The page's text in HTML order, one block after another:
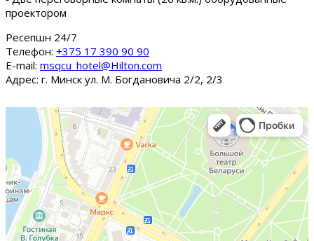
проектором
Ресепшн 24/7
Tелефон: +375 17 390 90 90
E-mail: msqcu_hotel@Hilton.com
Адрес: г. Минск ул. М. Богдановича 2/2, 2/3